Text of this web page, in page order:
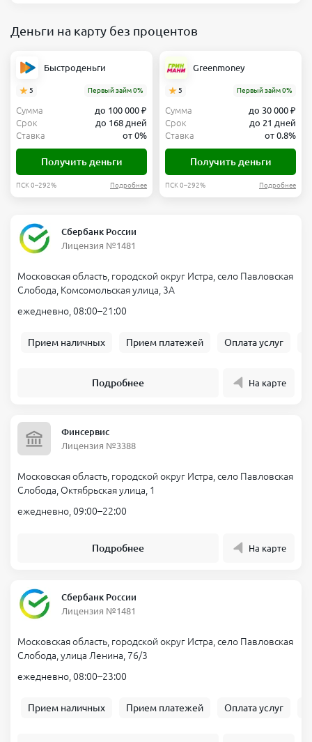
Деньги на карту без процентов
Быстроденьги
5 Первый займ 0%
Сумма
до 100 000 ₽
Срок
до 168 дней
Ставка
от 0%
Получить деньги
ПСК 0–292% Подробнее
Greenmoney
5 Первый займ 0%
Сумма
до 30 000 ₽
Срок
до 21 дней
Ставка
от 0.8%
Получить деньги
ПСК 0–292% Подробнее
Сбербанк России
Лицензия №1481
Московская область, городской округ Истра, село Павловская
Слобода, Комсомольская улица, 3А
ежедневно, 08:00–21:00
Прием наличных Прием платежей Оплата услуг
Подробнее На карте
Финсервис
Лицензия №3388
Московская область, городской округ Истра, село Павловская
Слобода, Октябрьская улица, 1
ежедневно, 09:00–22:00
Подробнее На карте
Сбербанк России
Лицензия №1481
Московская область, городской округ Истра, село Павловская
Слобода, улица Ленина, 76/3
ежедневно, 08:00–23:00
Прием наличных Прием платежей Оплата услуг